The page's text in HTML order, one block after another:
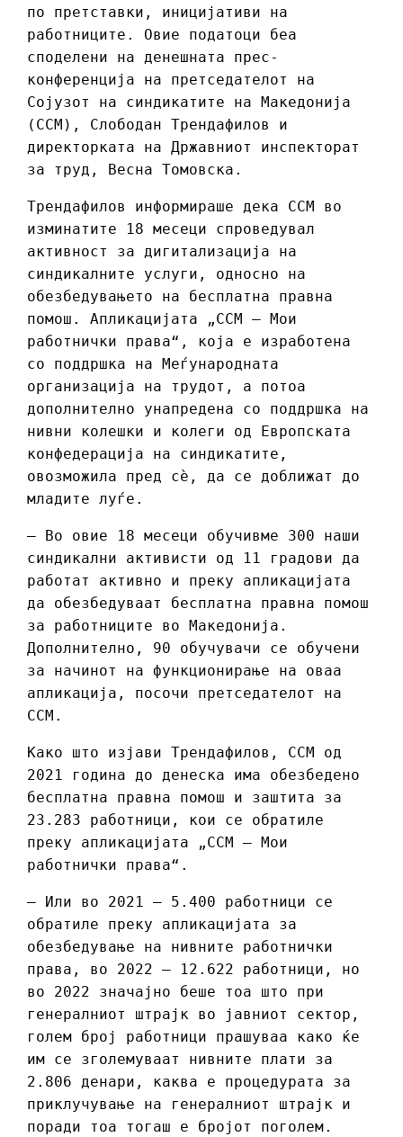
по претставки, иницијативи на
работниците. Овие податоци беа
споделени на денешната прес-
конференција на претседателот на
Сојузот на синдикатите на Македонија
(ССМ), Слободан Трендафилов и
директорката на Државниот инспекторат
за труд, Весна Томовска.
Трендафилов информираше дека ССМ во
изминатите 18 месеци спроведувал
активност за дигитализација на
синдикалните услуги, односно на
обезбедувањето на бесплатна правна
помош. Апликацијата „ССМ – Мои
работнички права“, која е изработена
со поддршка на Меѓународната
организација на трудот, а потоа
дополнително унапредена со поддршка на
нивни колешки и колеги од Европската
конфедерација на синдикатите,
овозможила пред сѐ, да се доближат до
младите луѓе.
– Во овие 18 месеци обучивме 300 наши
синдикални активисти од 11 градови да
работат активно и преку апликацијата
да обезбедуваат бесплатна правна помош
за работниците во Македонија.
Дополнително, 90 обучувачи се обучени
за начинот на функционирање на оваа
апликација, посочи претседателот на
ССМ.
Како што изјави Трендафилов, ССМ од
2021 година до денеска има обезбедено
бесплатна правна помош и заштита за
23.283 работници, кои се обратиле
преку апликацијата „ССМ – Мои
работнички права“.
– Или во 2021 – 5.400 работници се
обратиле преку апликацијата за
обезбедување на нивните работнички
права, во 2022 – 12.622 работници, но
во 2022 значајно беше тоа што при
генералниот штрајк во јавниот сектор,
голем број работници прашуваа како ќе
им се зголемуваат нивните плати за
2.806 денари, каква е процедурата за
приклучување на генералниот штрајк и
поради тоа тогаш е бројот поголем.